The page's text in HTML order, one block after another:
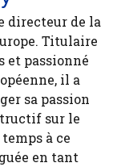
directeur de la
Titulaire
et passionné
il a
sa passion
sur le
à ce
en tant